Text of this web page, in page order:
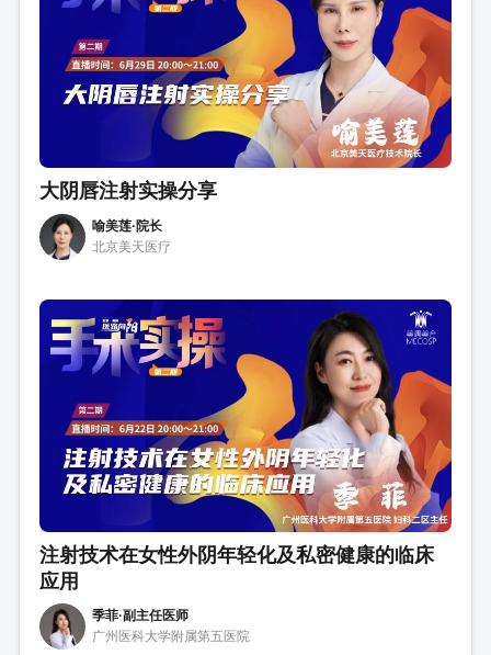
大阴唇注射实操分享
喻美莲·院长
北京美天医疗
注射技术在女性外阴年轻化及私密健康的临床
应用
季菲·副主任医师
⼴州医科⼤学附属第五医院